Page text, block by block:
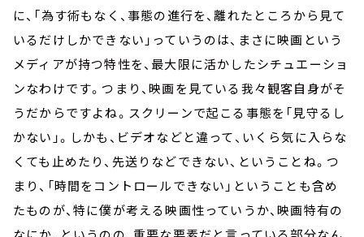
に、「為す術もなく、事態の進行を、離れたところから見て
いるだけしかできない」っていうのは、まさに映画という
メディアが持つ特性を、最大限に活かしたシチュエーショ
ンなわけです。つまり、映画を見ている我々観客自身がそ
うだからですよね。スクリーンで起こる事態を「見守るし
かない」。しかも、ビデオなどと違って、いくら気に入らな
くても止めたり、先送りなどできない、ということね。つ
まり、「時間をコントロールできない」ということも含め
たものが、特に僕が考える映画性っていうか、映画特有の